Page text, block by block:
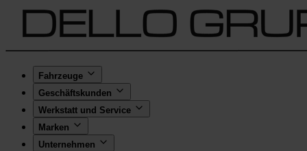
Fahrzeuge
Geschäftskunden
Werkstatt und Service
Marken
Unternehmen